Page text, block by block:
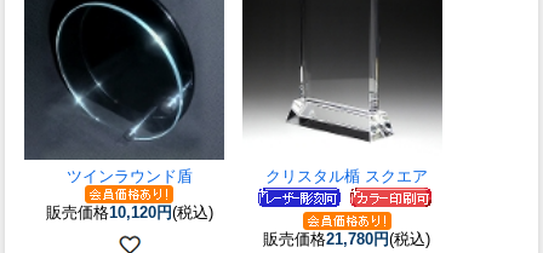
ツインラウンド盾
販売価格10,120円(税込)
クリスタル楯 スクエア
販売価格21,780円(税込)